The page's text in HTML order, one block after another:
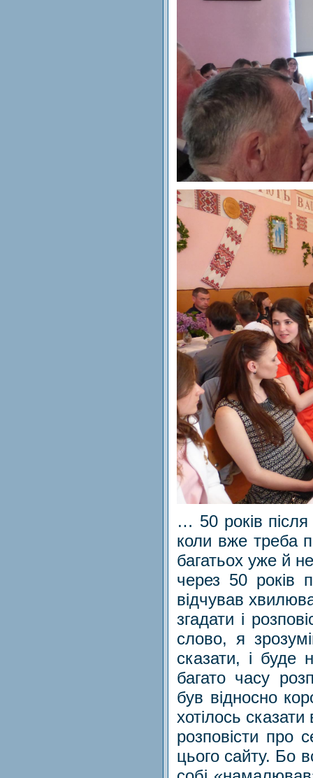
… 50 років
коли вже треба
багатьох уже й
через 50 років
відчував
згадати і
слово, я
сказати, і буде
багато часу
був відносно
хотілось
розповісти про
цього сайту. Бо